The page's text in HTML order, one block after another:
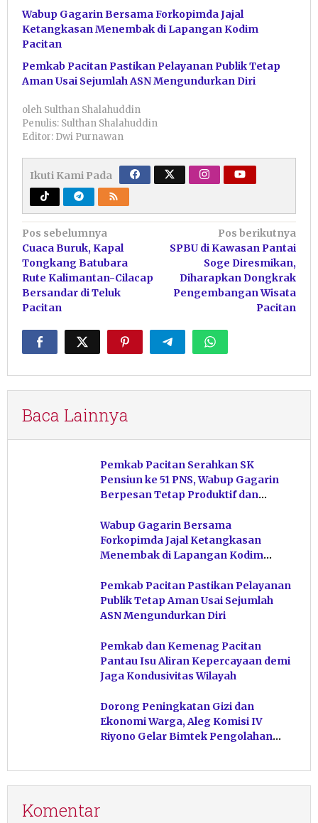
Wabup Gagarin Bersama Forkopimda Jajal
Ketangkasan Menembak di Lapangan Kodim
Pacitan
Pemkab Pacitan Pastikan Pelayanan Publik Tetap
Aman Usai Sejumlah ASN Mengundurkan Diri
oleh Sulthan Shalahuddin
Penulis: Sulthan Shalahuddin
Editor: Dwi Purnawan
Ikuti Kami Pada
Navigasi
pos
Pos sebelumnya
Cuaca Buruk, Kapal
Tongkang Batubara
Rute Kalimantan-Cilacap
Bersandar di Teluk
Pacitan
Pos berikutnya
SPBU di Kawasan Pantai
Soge Diresmikan,
Diharapkan Dongkrak
Pengembangan Wisata
Pacitan
Baca Lainnya
Pemkab Pacitan Serahkan SK
Pensiun ke 51 PNS, Wabup Gagarin
Berpesan Tetap Produktif dan
Wabup Gagarin Bersama
Forkopimda Jajal Ketangkasan
Menembak di Lapangan Kodim
Pemkab Pacitan Pastikan Pelayanan
Publik Tetap Aman Usai Sejumlah
ASN Mengundurkan Diri
Pemkab dan Kemenag Pacitan
Pantau Isu Aliran Kepercayaan demi
Jaga Kondusivitas Wilayah
Dorong Peningkatan Gizi dan
Ekonomi Warga, Aleg Komisi IV
Riyono Gelar Bimtek Pengolahan
Komentar